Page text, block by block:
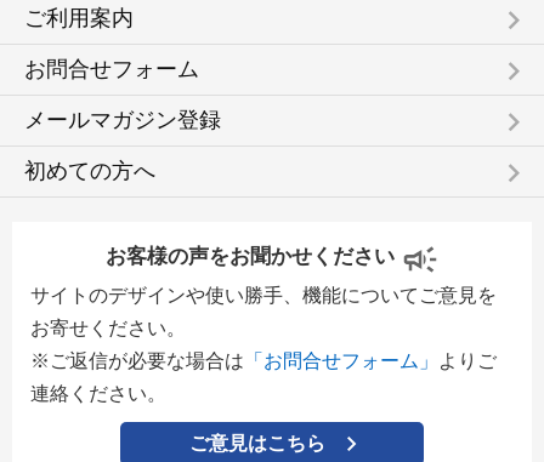
ご利用案内 keyboard_arrow_right
お問合せフォーム keyboard_arrow_right
メールマガジン登録 keyboard_arrow_right
初めての方へ keyboard_arrow_right
お客様の声をお聞かせください
サイトのデザインや使い勝手、機能についてご意見を
お寄せください。
※ご返信が必要な場合は 「お問合せフォーム」
よりご
連絡ください。
ご意見はこちら